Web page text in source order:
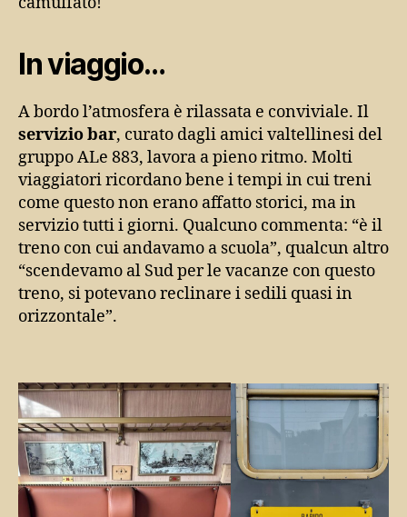
In viaggio…
A bordo l’atmosfera è rilassata e conviviale. Il
servizio bar, curato dagli amici valtellinesi del
gruppo ALe 883, lavora a pieno ritmo. Molti
viaggiatori ricordano bene i tempi in cui treni
come questo non erano affatto storici, ma in
servizio tutti i giorni. Qualcuno commenta: “è il
treno con cui andavamo a scuola”, qualcun altro
“scendevamo al Sud per le vacanze con questo
treno, si potevano reclinare i sedili quasi in
orizzontale”.